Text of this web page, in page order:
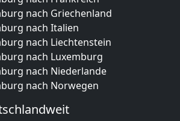
nach Griechenland
nach Italien
nach Liechtenstein
nach Luxemburg
nach Niederlande
nach Norwegen